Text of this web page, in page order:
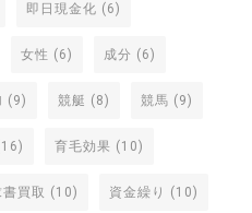
即日現金化 (6)
女性 (6) 成分 (6)
(9) 競艇 (8) 競馬 (9)
育毛効果 (10)
買取 (10) 資金繰り (10)